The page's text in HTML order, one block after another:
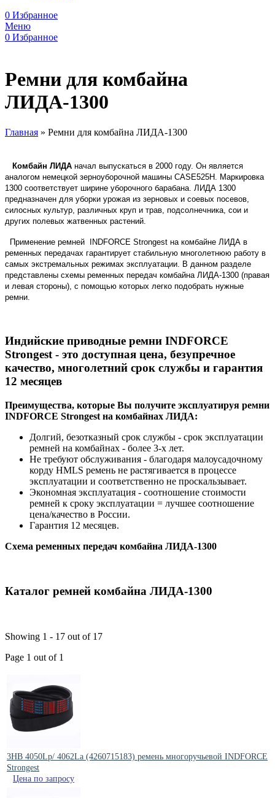
0 Избранное
Меню
0 Избранное
Ремни для комбайна
ЛИДА-1300
Главная » Ремни для комбайна ЛИДА-1300
Комбайн ЛИДА начал выпускаться в 2000 году. Он является
аналогом немецкой зерноуборочной машины CASE525H. Маркировка
1300 соответствует ширине уборочного барабана. ЛИДА 1300
предназначен для уборки урожая из зерновых и соевых посевов,
силосных культур, различных круп и трав, подсолнечника, сои и
других полевых жатвенных растений.
Применение ремней INDFORCE Strongest на комбайне ЛИДА в
ременных передачах гарантирует стабильную многолетнюю работу в
самых экстремальных режимах эксплуатации. В данном разделе
представлены схемы ременных передач комбайна ЛИДА-1300 (правая
и левая стороны), с помощью которых легко подобрать нужные
ремни.
Индийские приводные ремни INDFORCE
Strongest - это доступная цена, безупречное
качество, многолетний срок службы и гарантия
12 месяцев
Преимущества, которые Вы получите эксплуатируя ремни
INDFORCE Strongest на комбайнах ЛИДА:
Долгий, безотказный срок службы - срок эксплуатации
ремней на комбайнах - более 3-х лет.
Не требуют обслуживания - благодаря малоусадочному
корду HMLS ремень не растягивается в процессе
эксплуатации и соответственно не проскальзывает.
Экономная эксплуатация - соотношение стоимости
ремней к сроку эксплуатации = лучшее соотношение
цена/качество в России.
Гарантия 12 месяцев.
Схема ременных передач комбайна ЛИДА-1300
Каталог ремней комбайна ЛИДА-1300
Showing 1 - 17 out of 17
Page 1 out of 1
3HB 4050Lp/ 4062La (4260715183) ремень многоручьевой INDFORCE
Strongest
Цена по запросу